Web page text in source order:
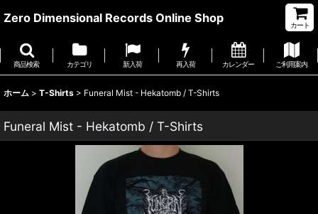
Zero Dimensional Records Online Shop
カート
商品検索 カテゴリ 新入荷 再入荷 カレンダー ご利用案内
ホーム > T-Shirts > Funeral Mist - Hekatomb / T-Shirts
Funeral Mist - Hekatomb / T-Shirts